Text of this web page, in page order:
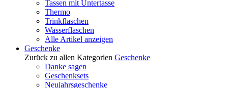
Tassen mit Untertasse
Thermo
Trinkflaschen
Wasserflaschen
Alle Artikel anzeigen
Geschenke
Zurück zu allen Kategorien Geschenke
Danke sagen
Geschenksets
Neujahrsgeschenke